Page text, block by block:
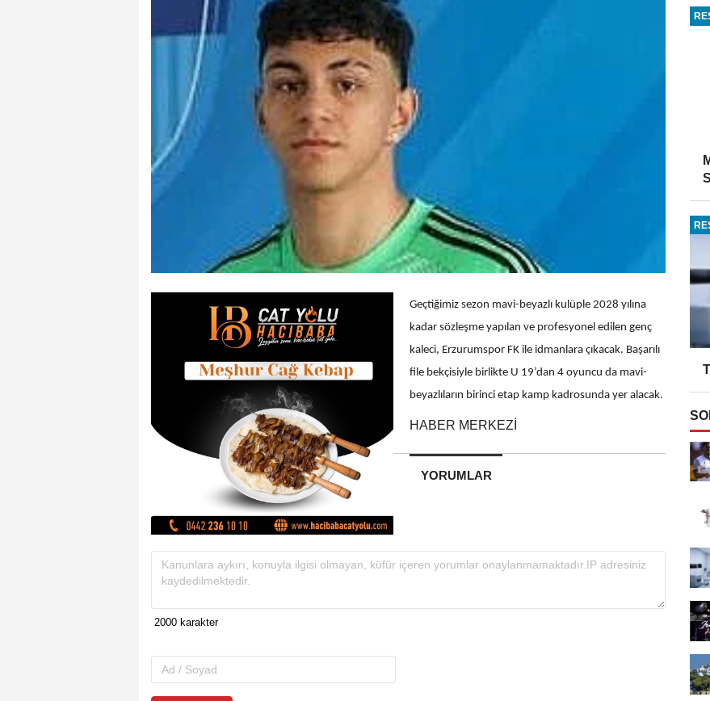
Geçtiğimiz sezon mavi-beyazlı kulüple 2028 yılına
kadar sözleşme yapılan ve profesyonel edilen genç
kaleci, Erzurumspor FK ile idmanlara çıkacak. Başarılı
file bekçisiyle birlikte U 19’dan 4 oyuncu da mavi-
beyazlıların birinci etap kamp kadrosunda yer alacak.
HABER MERKEZİ
YORUMLAR